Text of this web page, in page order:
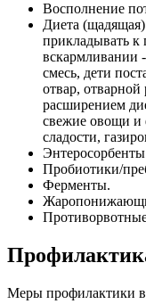
Восполнение
Диета
прикладывать к
вскармливании
смесь, дети
отвар,
расширением
свежие овощи и
сладости,
Пробиотики/
Ферменты.
Меры профилактики